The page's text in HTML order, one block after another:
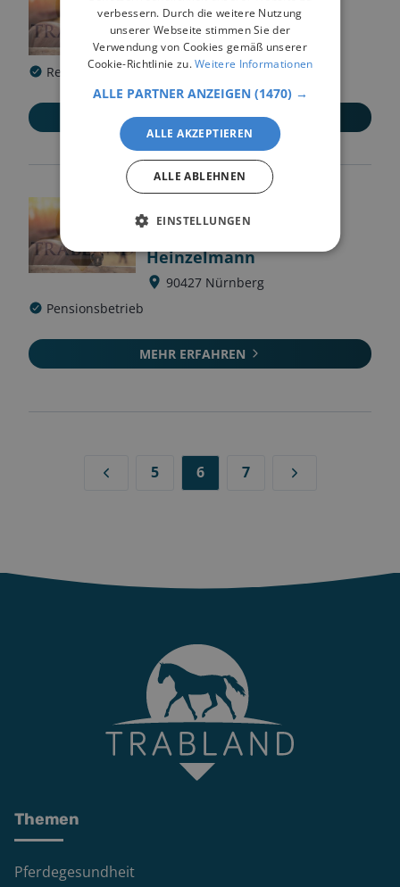
H.
79856
Hinterzarten
Reitschule
Pensionsbetrieb Zucht
MEHR ERFAHREN
Pferdepension
Heinzelmann
90427 Nürnberg
Pensionsbetrieb
MEHR ERFAHREN
5 6 7
Themen
Pferdegesundheit
verbessern. Durch die weitere Nutzung
unserer Webseite stimmen Sie der
Verwendung von Cookies gemäß unserer
Cookie-Richtlinie zu.Weitere Informationen
ALLE PARTNER ANZEIGEN (1470) →
ALLE AKZEPTIEREN
ALLE ABLEHNEN
EINSTELLUNGEN